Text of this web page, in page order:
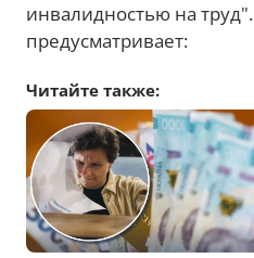
инвалидностью на
предусматривает:
Читайте также: